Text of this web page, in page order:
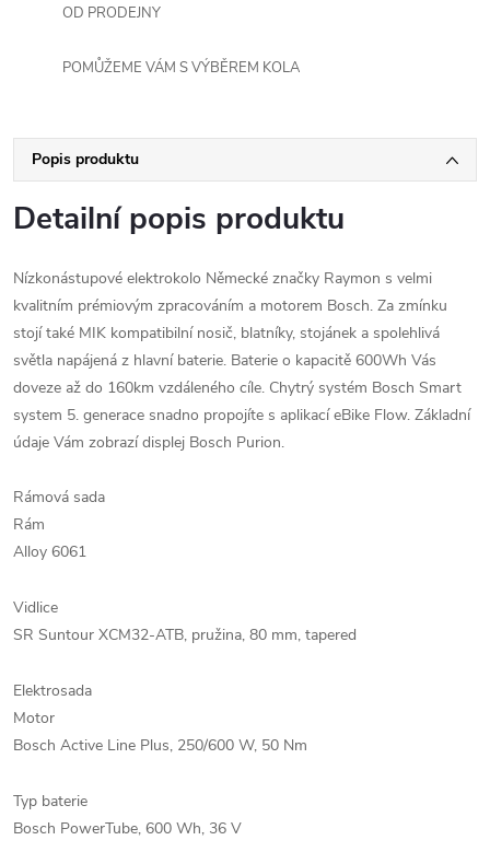
OD PRODEJNY
POMŮŽEME VÁM S VÝBĚREM KOLA
Popis produktu
Detailní popis produktu
Nízkonástupové elektrokolo Německé značky Raymon s velmi
kvalitním prémiovým zpracováním a motorem Bosch. Za zmínku
stojí také MIK kompatibilní nosič, blatníky, stojánek a spolehlivá
světla napájená z hlavní baterie. Baterie o kapacitě 600Wh Vás
doveze až do 160km vzdáleného cíle. Chytrý systém Bosch Smart
system 5. generace snadno propojíte s aplikací eBike Flow. Základní
údaje Vám zobrazí displej Bosch Purion.
Rámová sada
Rám
Alloy 6061
Vidlice
SR Suntour XCM32-ATB, pružina, 80 mm, tapered
Elektrosada
Motor
Bosch Active Line Plus, 250/600 W, 50 Nm
Typ baterie
Bosch PowerTube, 600 Wh, 36 V